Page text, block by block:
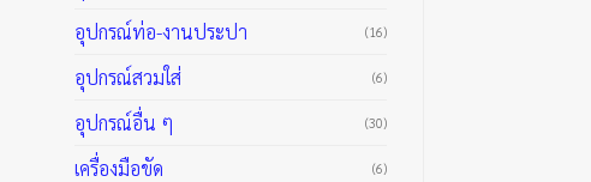
อุปกรณ์ท่อ-งานประปา (16)
อุปกรณ์สวมใส่ (6)
อุปกรณ์อื่น ๆ (30)
เครื่องมือขัด (6)